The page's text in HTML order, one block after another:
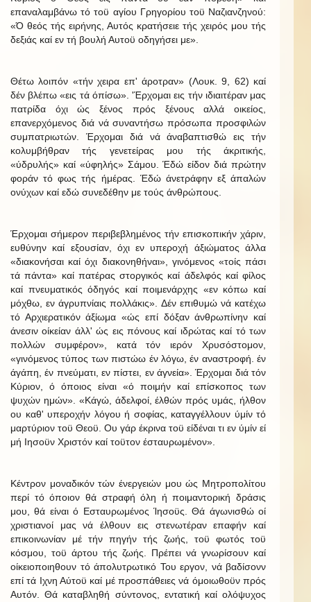
επαναλαμβάνω τό τοϋ αγίου Γρηγορίου τοϋ Ναζιανζηνού:
«Ό θεός τής ειρήνης, Αυτός κρατήσειε τής χειρός μου τής
δεξιάς καί εν τή βουλή Αυτοϋ οδηγήσει με».
Θέτω λοιπόν «τήν χειρα επ' άροτραν» (Λουκ. 9, 62) καί
δέν βλέπω «εις τά όπίσω». 'Έρχομαι εις τήν ιδιαιτέραν μας
πατρίδα όχι ώς ξένος πρός ξένους αλλά οικείος,
επανερχόμενος διά νά συναντήσω πρόσωπα προσφιλών
συμπατριωτών. Έρχομαι διά νά άναβαπτισθώ εις τήν
κολυμβήθραν τής γενετείρας μου τής άκριτικής,
«ύδρυλής» καί «ύφηλής» Σάμου. Έδώ είδον διά πρώτην
φοράν τό φως τής ήμέρας. Έδώ άνετράφην εξ άπαλών
ονύχων καί εδώ συνεδέθην με τούς άνθρώπους.
Έρχομαι σήμερον περιβεβλημένος τήν επισκοπικήν χάριν,
ευθύνην καί εξουσίαν, όχι εν υπεροχή άξιώματος άλλα
«διακονήσαι καί όχι διακονηθήναι», γινόμενος «τοίς πάσι
τά πάντα» καί πατέρας στοργικός καί άδελφός καί φίλος
καί πνευματικός όδηγός καί ποιμενάρχης «εν κόπω καί
μόχθω, εν άγρυπνίαις πολλάκις». Δέν επιθυμώ νά κατέχω
τό Αρχιερατικόν άξίωμα «ώς επί δόξαν άνθρωπίνην καί
άνεσιν οίκείαν άλλ' ώς εις πόνους καί ιδρώτας καί τό των
πολλών συμφέρον», κατά τόν ιερόν Χρυσόστομον,
«γινόμενος τύπος των πιστώω έν λόγω, έν αναστροφή. έν
άγάπη, έν πνεύματι, εν πίστει, εν άγνεία». Έρχομαι διά τόν
Κύριον, ό όποιος είναι «ό ποιμήν καί επίσκοπος των
ψυχών ημών». «Κάγώ, άδελφοί, έλθών πρός υμάς, ήλθον
ου καθ' υπεροχήν λόγου ή σοφίας, καταγγέλλουν ύμίν τό
μαρτύριον τοϋ Θεοϋ. Ου γάρ έκρινα τοϋ είδέναι τι εν ύμίν εί
μή Ιησοϋν Χριστόν καί τοϋτον έσταυρωμένον».
Κέντρον μοναδικόν τών ένεργειών μου ώς Μητροπολίτου
περί τό όποιον θά στραφή όλη ή ποιμαντορική δράσις
μου, θά είναι ό Εσταυρωμένος Ίησοϋς. Θά άγωνισθώ οί
χριστιανοί μας νά έλθουν εις στενωτέραν επαφήν καί
επικοινωνίαν μέ τήν πηγήν τής ζωής, τοϋ φωτός τοϋ
κόσμου, τοϋ άρτου τής ζωής. Πρέπει νά γνωρίσουν καί
οίκειοποιηθουν τό άπολυτρωτικό Του εργον, νά βαδίσονν
επί τά Ιχνη Αύτοϋ καί μέ προσπάθειες νά όμοιωθοϋν πρός
Αυτόν. Θά καταβληθή σύντονος, εντατική καί ολόψυχος